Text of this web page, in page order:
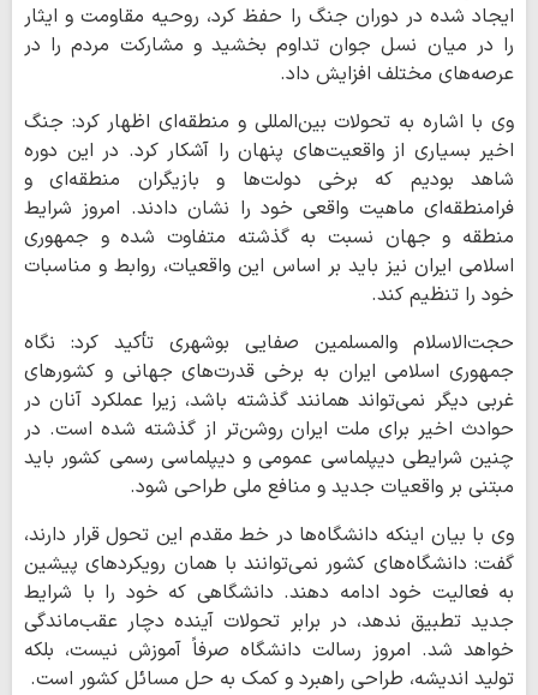
ایجاد شده در دوران جنگ را حفظ کرد، روحیه مقاومت و ایثار
را در میان نسل جوان تداوم بخشید و مشارکت مردم را در
عرصه‌های مختلف افزایش داد.
وی با اشاره به تحولات بین‌المللی و منطقه‌ای اظهار کرد: جنگ
اخیر بسیاری از واقعیت‌های پنهان را آشکار کرد. در این دوره
شاهد بودیم که برخی دولت‌ها و بازیگران منطقه‌ای و
فرامنطقه‌ای ماهیت واقعی خود را نشان دادند. امروز شرایط
منطقه و جهان نسبت به گذشته متفاوت شده و جمهوری
اسلامی ایران نیز باید بر اساس این واقعیات، روابط و مناسبات
خود را تنظیم کند.
حجت‌الاسلام والمسلمین صفایی بوشهری تأکید کرد: نگاه
جمهوری اسلامی ایران به برخی قدرت‌های جهانی و کشورهای
غربی دیگر نمی‌تواند همانند گذشته باشد، زیرا عملکرد آنان در
حوادث اخیر برای ملت ایران روشن‌تر از گذشته شده است. در
چنین شرایطی دیپلماسی عمومی و دیپلماسی رسمی کشور باید
مبتنی بر واقعیات جدید و منافع ملی طراحی شود.
وی با بیان اینکه دانشگاه‌ها در خط مقدم این تحول قرار دارند،
گفت: دانشگاه‌های کشور نمی‌توانند با همان رویکردهای پیشین
به فعالیت خود ادامه دهند. دانشگاهی که خود را با شرایط
جدید تطبیق ندهد، در برابر تحولات آینده دچار عقب‌ماندگی
خواهد شد. امروز رسالت دانشگاه صرفاً آموزش نیست، بلکه
تولید اندیشه، طراحی راهبرد و کمک به حل مسائل کشور است.